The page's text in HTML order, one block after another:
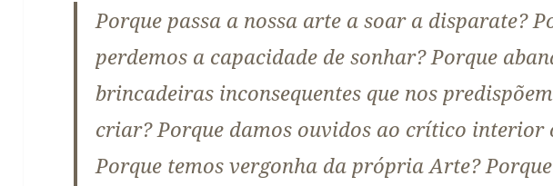
Porque passa a nossa arte a soar a disparate?
perdemos a capacidade de sonhar? Porque
brincadeiras inconsequentes que nos
criar? Porque damos ouvidos ao crítico interior
Porque temos vergonha da própria Arte?